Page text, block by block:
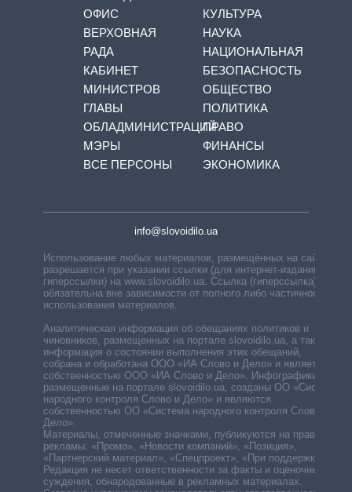
ОФИС
ВЕРХОВНАЯ
РАДА
КАБИНЕТ
МИНИСТРОВ
ГЛАВЫ
ОБЛАДМИНИСТРАЦИЙ
МЭРЫ
ВСЕ ПЕРСОНЫ
КУЛЬТУРА
НАУКА
НАЦИОНАЛЬНАЯ
БЕЗОПАСНОСТЬ
ОБЩЕСТВО
ПОЛИТИКА
ПРАВО
ФИНАНСЫ
ЭКОНОМИКА
info@slovoidilo.ua
Использование любых материалов, размещённых на сайте,
разрешается при указании ссылки (для интернет-изданий —
гиперссылки) на www.slovoidilo.ua. Ссылка (гиперссылка)
обязательна вне зависимости от полного либо частичного
использования материалов.
Аналитическая информация об обещаниях политиков и
чиновников, размещенных на портале slovoidilo.ua, а также
информация о состоянии выполнения этих обещаний,
собрана и обработана ООО «ИА Слово и Дело» и является
собственностью ООО «ИА Слово и Дело». Инфографики,
размещенные на портале slovoidilo.ua, созданы ОО «Система
народного контроля Слово и Дело» и являются
собственностью ОО «Система народного контроля Слово и
Дело».
Материалы, отмеченные значками, публикуются на правах
рекламы: «Промо», «Новости компаний», «Позиция»,
«Партнерский материал», «Спецпроект», «При поддержке».
Редакция не несет ответственности за факты и оценочные
суждения, обнародованные в рекламных материалах.